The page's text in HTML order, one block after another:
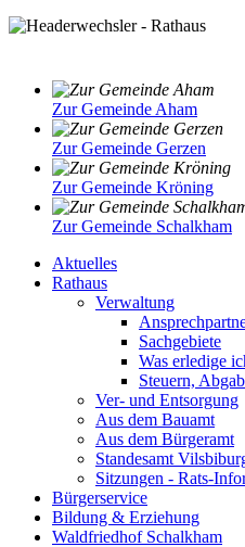
Zur Gemeinde Aham
Zur Gemeinde Gerzen
Zur Gemeinde Kröning
Zur Gemeinde Schalkham
Aktuelles
Rathaus
Verwaltung
Sachgebiete
Was erledige
Steuern,
Ver- und Entsorgung
Aus dem Bauamt
Aus dem Bürgeramt
Standesamt
Sitzungen - Rats-
Bürgerservice
Bildung & Erziehung
Waldfriedhof Schalkham